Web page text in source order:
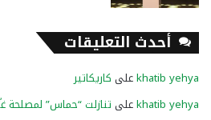
أحدث التعليقات
khatib yehyaعلى كاريكاتير
khatib yehyaعلى تنازلت “حماس” لمصلحة